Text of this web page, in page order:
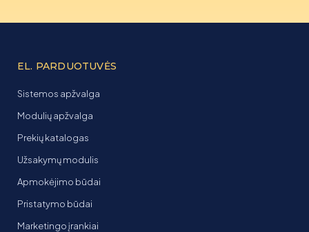
EL. PARDUOTUVĖS
Sistemos apžvalga
Modulių apžvalga
Prekių katalogas
Užsakymų modulis
Apmokėjimo būdai
Pristatymo būdai
Marketingo įrankiai